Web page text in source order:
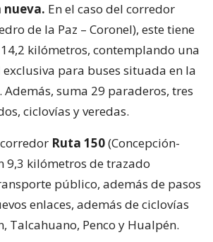
En el caso del corredor
de la Paz – Coronel), este tiene
kilómetros, contemplando una
para buses situada en la
suma 29 paraderos, tres
ciclovías y veredas.
Ruta 150(Concepción-
9,3 kilómetros de trazado
público, además de pasos
enlaces, además de ciclovías
Talcahuano, Penco y Hualpén.